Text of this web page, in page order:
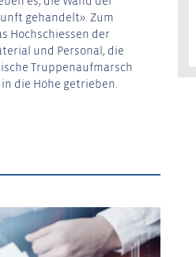
gehandelt». Zum
Hochschiessen der
und Personal, die
Truppenaufmarsch
die Höhe getrieben.